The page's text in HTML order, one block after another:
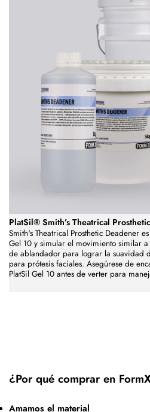
PlatSil® Smith’s Theatrical
Smith's Theatrical Prosthetic Deadener
Gel 10 y simular el movimiento similar
de ablandador para lograr la suavidad
para prótesis faciales. Asegúrese de
PlatSil Gel 10 antes de verter para
¿Por qué comprar en
Amamos el material